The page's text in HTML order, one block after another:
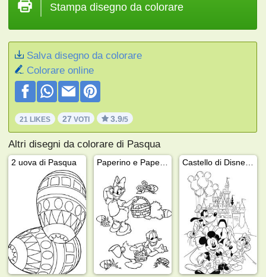
Stampa disegno da colorare
Salva disegno da colorare
Colorare online
21 LIKES 27 VOTI 3.9/5
Altri disegni da colorare di Pasqua
2 uova di Pasqua